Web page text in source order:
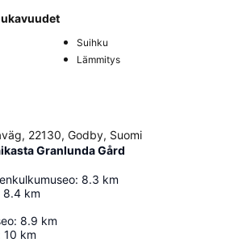
Suihku
Lämmitys
22130, Godby, Suomi
Granlunda Gård
: 8.3 km
8.4 km
: 8.9 km
10 km